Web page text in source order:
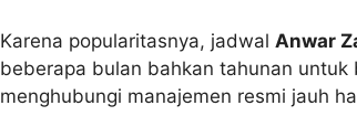
Karena popularitasnya, jadwal Anwar
beberapa bulan bahkan tahunan
menghubungi manajemen resmi jauh